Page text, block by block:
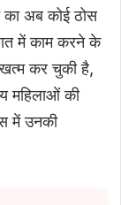
का अब कोई ठोस
में काम करने के
कर चुकी है,
महिलाओं की
में उनकी